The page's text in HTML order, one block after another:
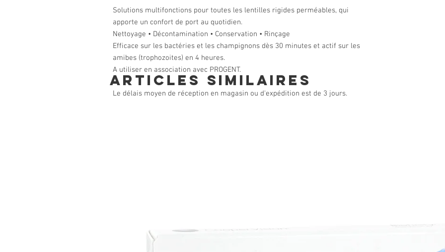
Solutions multifonctions pour toutes les lentilles rigides perméables, qui
apporte un confort de port au quotidien.
Nettoyage • Décontamination • Conservation • Rinçage
Efficace sur les bactéries et les champignons dès 30 minutes et actif sur les
amibes (trophozoites) en 4 heures.
A utiliser en association avec PROGENT.
Le délais moyen de réception en magasin ou d'expédition est de 3 jours.
Articles similaires